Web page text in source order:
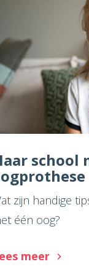
school
zijn handige
één oog?
meer